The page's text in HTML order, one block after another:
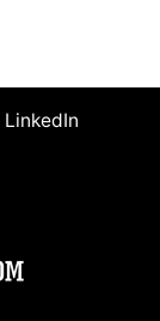
LinkedIn